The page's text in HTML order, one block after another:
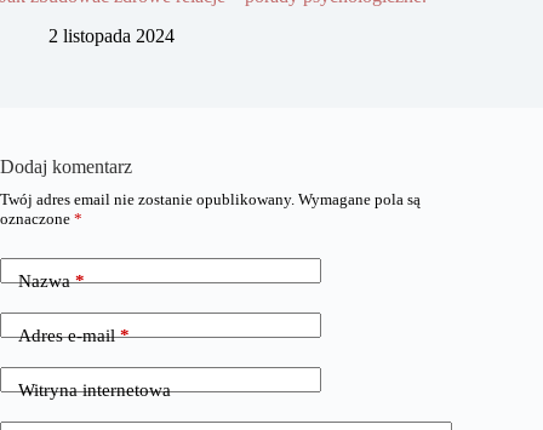
2 listopada 2024
Dodaj komentarz
Twój adres email nie zostanie opublikowany. Wymagane pola są
oznaczone *
Nazwa*
Adres e-mail*
Witryna internetowa